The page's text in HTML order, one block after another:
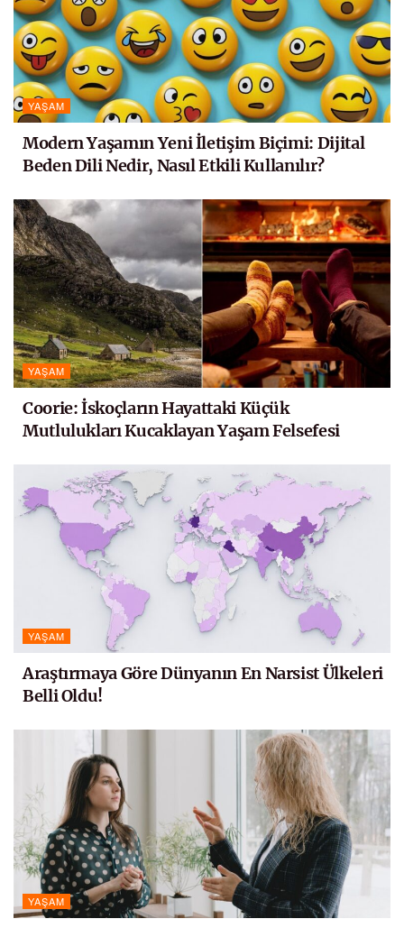
YAŞAM
Modern Yaşamın Yeni İletişim Biçimi: Dijital
Beden Dili Nedir, Nasıl Etkili Kullanılır?
YAŞAM
Coorie: İskoçların Hayattaki Küçük
Mutlulukları Kucaklayan Yaşam Felsefesi
YAŞAM
Araştırmaya Göre Dünyanın En Narsist Ülkeleri
Belli Oldu!
YAŞAM